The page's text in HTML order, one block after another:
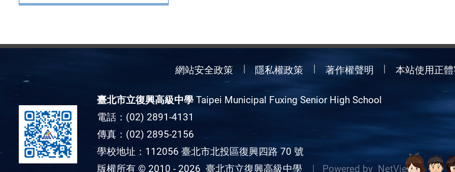
網站安全政策 隱私權政策 著作權聲明 本站使用正
臺北市立復興高級中學Taipei Municipal Fuxing Senior High School
電話：(02) 2891-4131
傳真：(02) 2895-2156
學校地址：112056 臺北市北投區復興四路 70 號
版權所有 © 2010 - 2026 臺北市立復興高級中學 | Powered by NetView